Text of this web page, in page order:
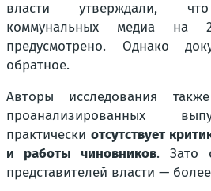
власти утверждали,
коммунальных медиа на
предусмотрено. Однако
обратное.
Авторы исследования
проанализированных
практически отсутствует
и работы чиновников. Зато
представителей власти —